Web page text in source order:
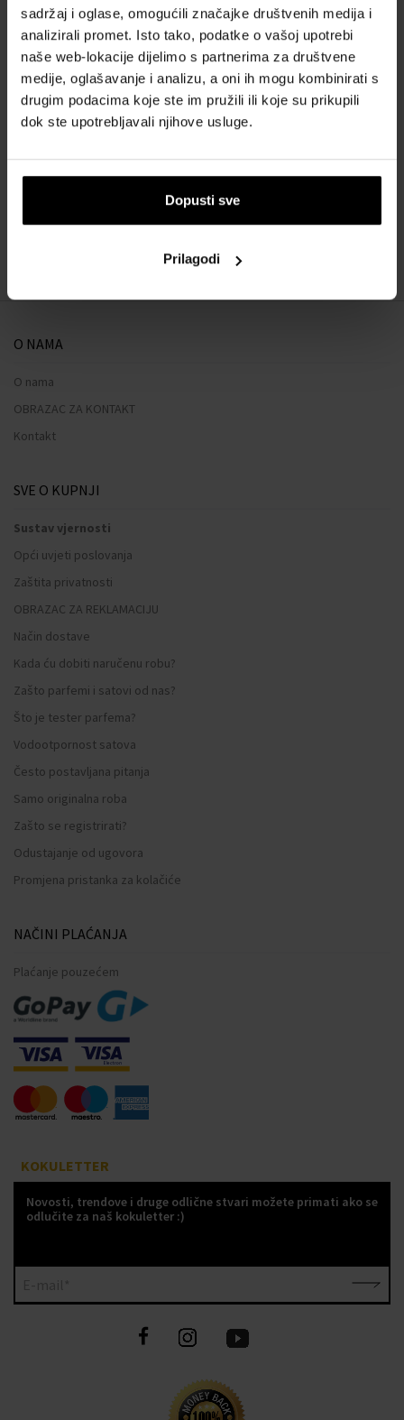
sadržaj i oglase, omogućili značajke društvenih medija i
analizirali promet. Isto tako, podatke o vašoj upotrebi
naše web-lokacije dijelimo s partnerima za društvene
medije, oglašavanje i analizu, a oni ih mogu kombinirati s
drugim podacima koje ste im pružili ili koje su prikupili
dok ste upotrebljavali njihove usluge.
Dopusti sve
Prilagodi
OPIS
POJEDINOSTI
O BRENDU
Naš izbor skrojen samo za vas
O NAMA
O nama
OBRAZAC ZA KONTAKT
Kontakt
SVE O KUPNJI
Sustav vjernosti
Opći uvjeti poslovanja
Zaštita privatnosti
OBRAZAC ZA REKLAMACIJU
Način dostave
Kada ću dobiti naručenu robu?
Zašto parfemi i satovi od nas?
Što je tester parfema?
Vodootpornost satova
Često postavljana pitanja
Samo originalna roba
Zašto se registrirati?
Odustajanje od ugovora
Promjena pristanka za kolačiće
NAČINI PLAĆANJA
Plaćanje pouzećem
KOKULETTER
Novosti, trendove i druge odlične stvari možete primati ako se
odlučite za naš kokuletter :)